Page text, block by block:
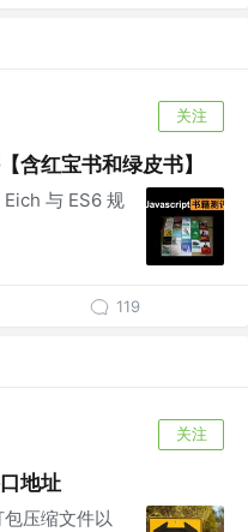
关注
红宝书和绿皮书】
与 ES6 规
119
关注
地址
压缩文件以